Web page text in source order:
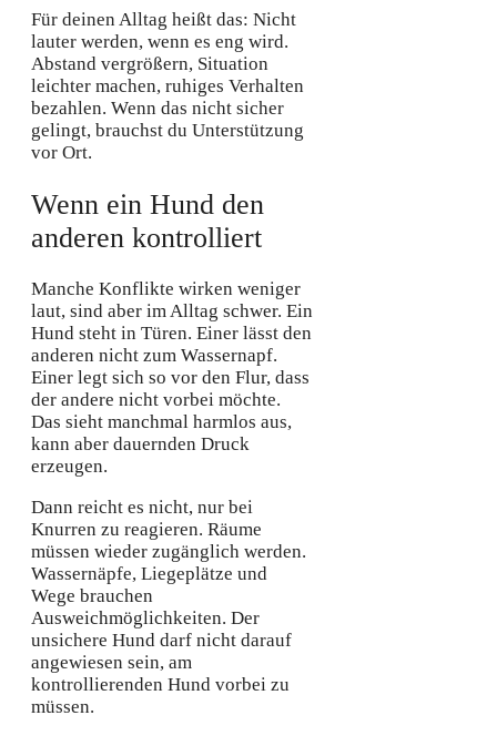
Für deinen Alltag heißt das: Nicht
lauter werden, wenn es eng wird.
Abstand vergrößern, Situation
leichter machen, ruhiges Verhalten
bezahlen. Wenn das nicht sicher
gelingt, brauchst du Unterstützung
vor Ort.
Wenn ein Hund den
anderen kontrolliert
Manche Konflikte wirken weniger
laut, sind aber im Alltag schwer. Ein
Hund steht in Türen. Einer lässt den
anderen nicht zum Wassernapf.
Einer legt sich so vor den Flur, dass
der andere nicht vorbei möchte.
Das sieht manchmal harmlos aus,
kann aber dauernden Druck
erzeugen.
Dann reicht es nicht, nur bei
Knurren zu reagieren. Räume
müssen wieder zugänglich werden.
Wassernäpfe, Liegeplätze und
Wege brauchen
Ausweichmöglichkeiten. Der
unsichere Hund darf nicht darauf
angewiesen sein, am
kontrollierenden Hund vorbei zu
müssen.